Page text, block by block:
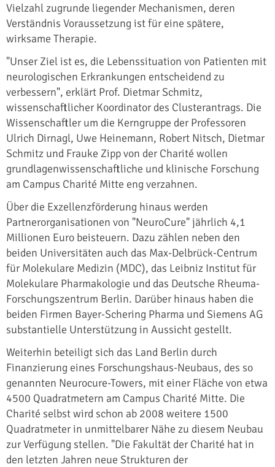
Vielzahl zugrunde liegender Mechanismen, deren
Verständnis Voraussetzung ist für eine spätere,
wirksame Therapie.
"Unser Ziel ist es, die Lebenssituation von Patienten mit
neurologischen Erkrankungen entscheidend zu
verbessern", erklärt Prof. Dietmar Schmitz,
wissenschaftlicher Koordinator des Clusterantrags. Die
Wissenschaftler um die Kerngruppe der Professoren
Ulrich Dirnagl, Uwe Heinemann, Robert Nitsch, Dietmar
Schmitz und Frauke Zipp von der Charité wollen
grundlagenwissenschaftliche und klinische Forschung
am Campus Charité Mitte eng verzahnen.
Über die Exzellenzförderung hinaus werden
Partnerorganisationen von "NeuroCure" jährlich 4,1
Millionen Euro beisteuern. Dazu zählen neben den
beiden Universitäten auch das Max-Delbrück-Centrum
für Molekulare Medizin (MDC), das Leibniz Institut für
Molekulare Pharmakologie und das Deutsche Rheuma-
Forschungszentrum Berlin. Darüber hinaus haben die
beiden Firmen Bayer-Schering Pharma und Siemens AG
substantielle Unterstützung in Aussicht gestellt.
Weiterhin beteiligt sich das Land Berlin durch
Finanzierung eines Forschungshaus-Neubaus, des so
genannten Neurocure-Towers, mit einer Fläche von etwa
4500 Quadratmetern am Campus Charité Mitte. Die
Charité selbst wird schon ab 2008 weitere 1500
Quadratmeter in unmittelbarer Nähe zu diesem Neubau
zur Verfügung stellen. "Die Fakultät der Charité hat in
den letzten Jahren neue Strukturen der